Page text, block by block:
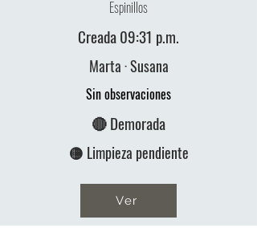
Espinillos
Creada 09:31 p.m.
Marta · Susana
Sin observaciones
🔴 Demorada
🟡 Limpieza pendiente
Ver